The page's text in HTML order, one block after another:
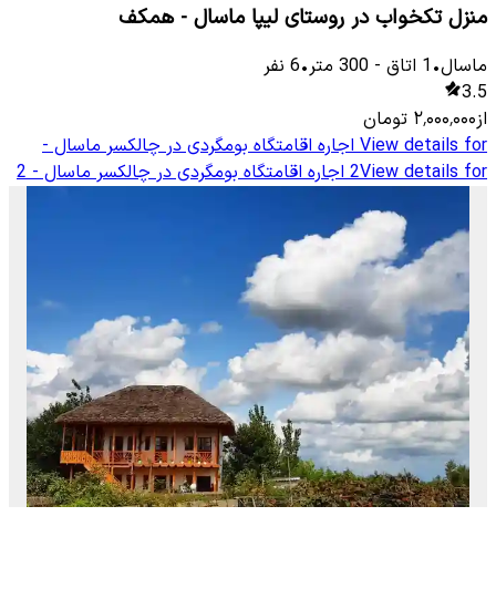
منزل تکخواب در روستای لیپا ماسال - همکف
ماسال•
1 اتاق -
300 متر•
6 نفر
3.5
از۲٬۰۰۰٬۰۰۰ تومان
View details for اجاره اقامتگاه بومگردی در چالکسر ماسال -
2View details for اجاره اقامتگاه بومگردی در چالکسر ماسال - 2